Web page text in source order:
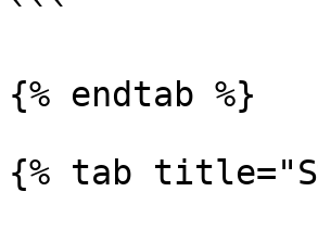
```
{% endtab %}
{% tab